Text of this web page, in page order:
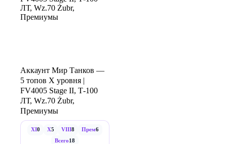
Аккаунт Мир Танков —
5 топов X уровня |
FV4005 Stage II, Т-100
ЛТ, Wz.70 Żubr,
Премиумы
XI0 X5 VIII8 Прем6
Всего18